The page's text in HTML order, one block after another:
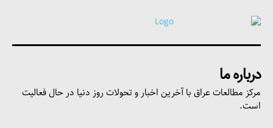
درباره ما
مرکز مطالعات عراق با آخرین اخبار و تحولات روز دنیا در حال فعالیت
است.